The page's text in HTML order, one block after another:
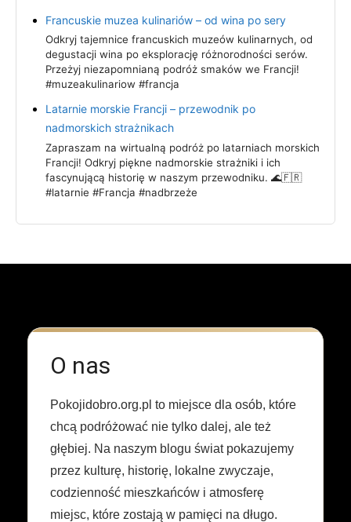
Francuskie muzea kulinariów – od wina po sery
Odkryj tajemnice francuskich muzeów kulinarnych, od
degustacji wina po eksplorację różnorodności serów.
Przeżyj niezapomnianą podróż smaków we Francji!
#muzeakulinariow #francja
Latarnie morskie Francji – przewodnik po
nadmorskich strażnikach
Zapraszam na wirtualną podróż po latarniach morskich
Francji! Odkryj piękne nadmorskie strażniki i ich
fascynującą historię w naszym przewodniku. 🌊🇫🇷
#latarnie #Francja #nadbrzeże
O nas
Pokojidobro.org.pl to miejsce dla osób, które
chcą podróżować nie tylko dalej, ale też
głębiej. Na naszym blogu świat pokazujemy
przez kulturę, historię, lokalne zwyczaje,
codzienność mieszkańców i atmosferę
miejsc, które zostają w pamięci na długo.